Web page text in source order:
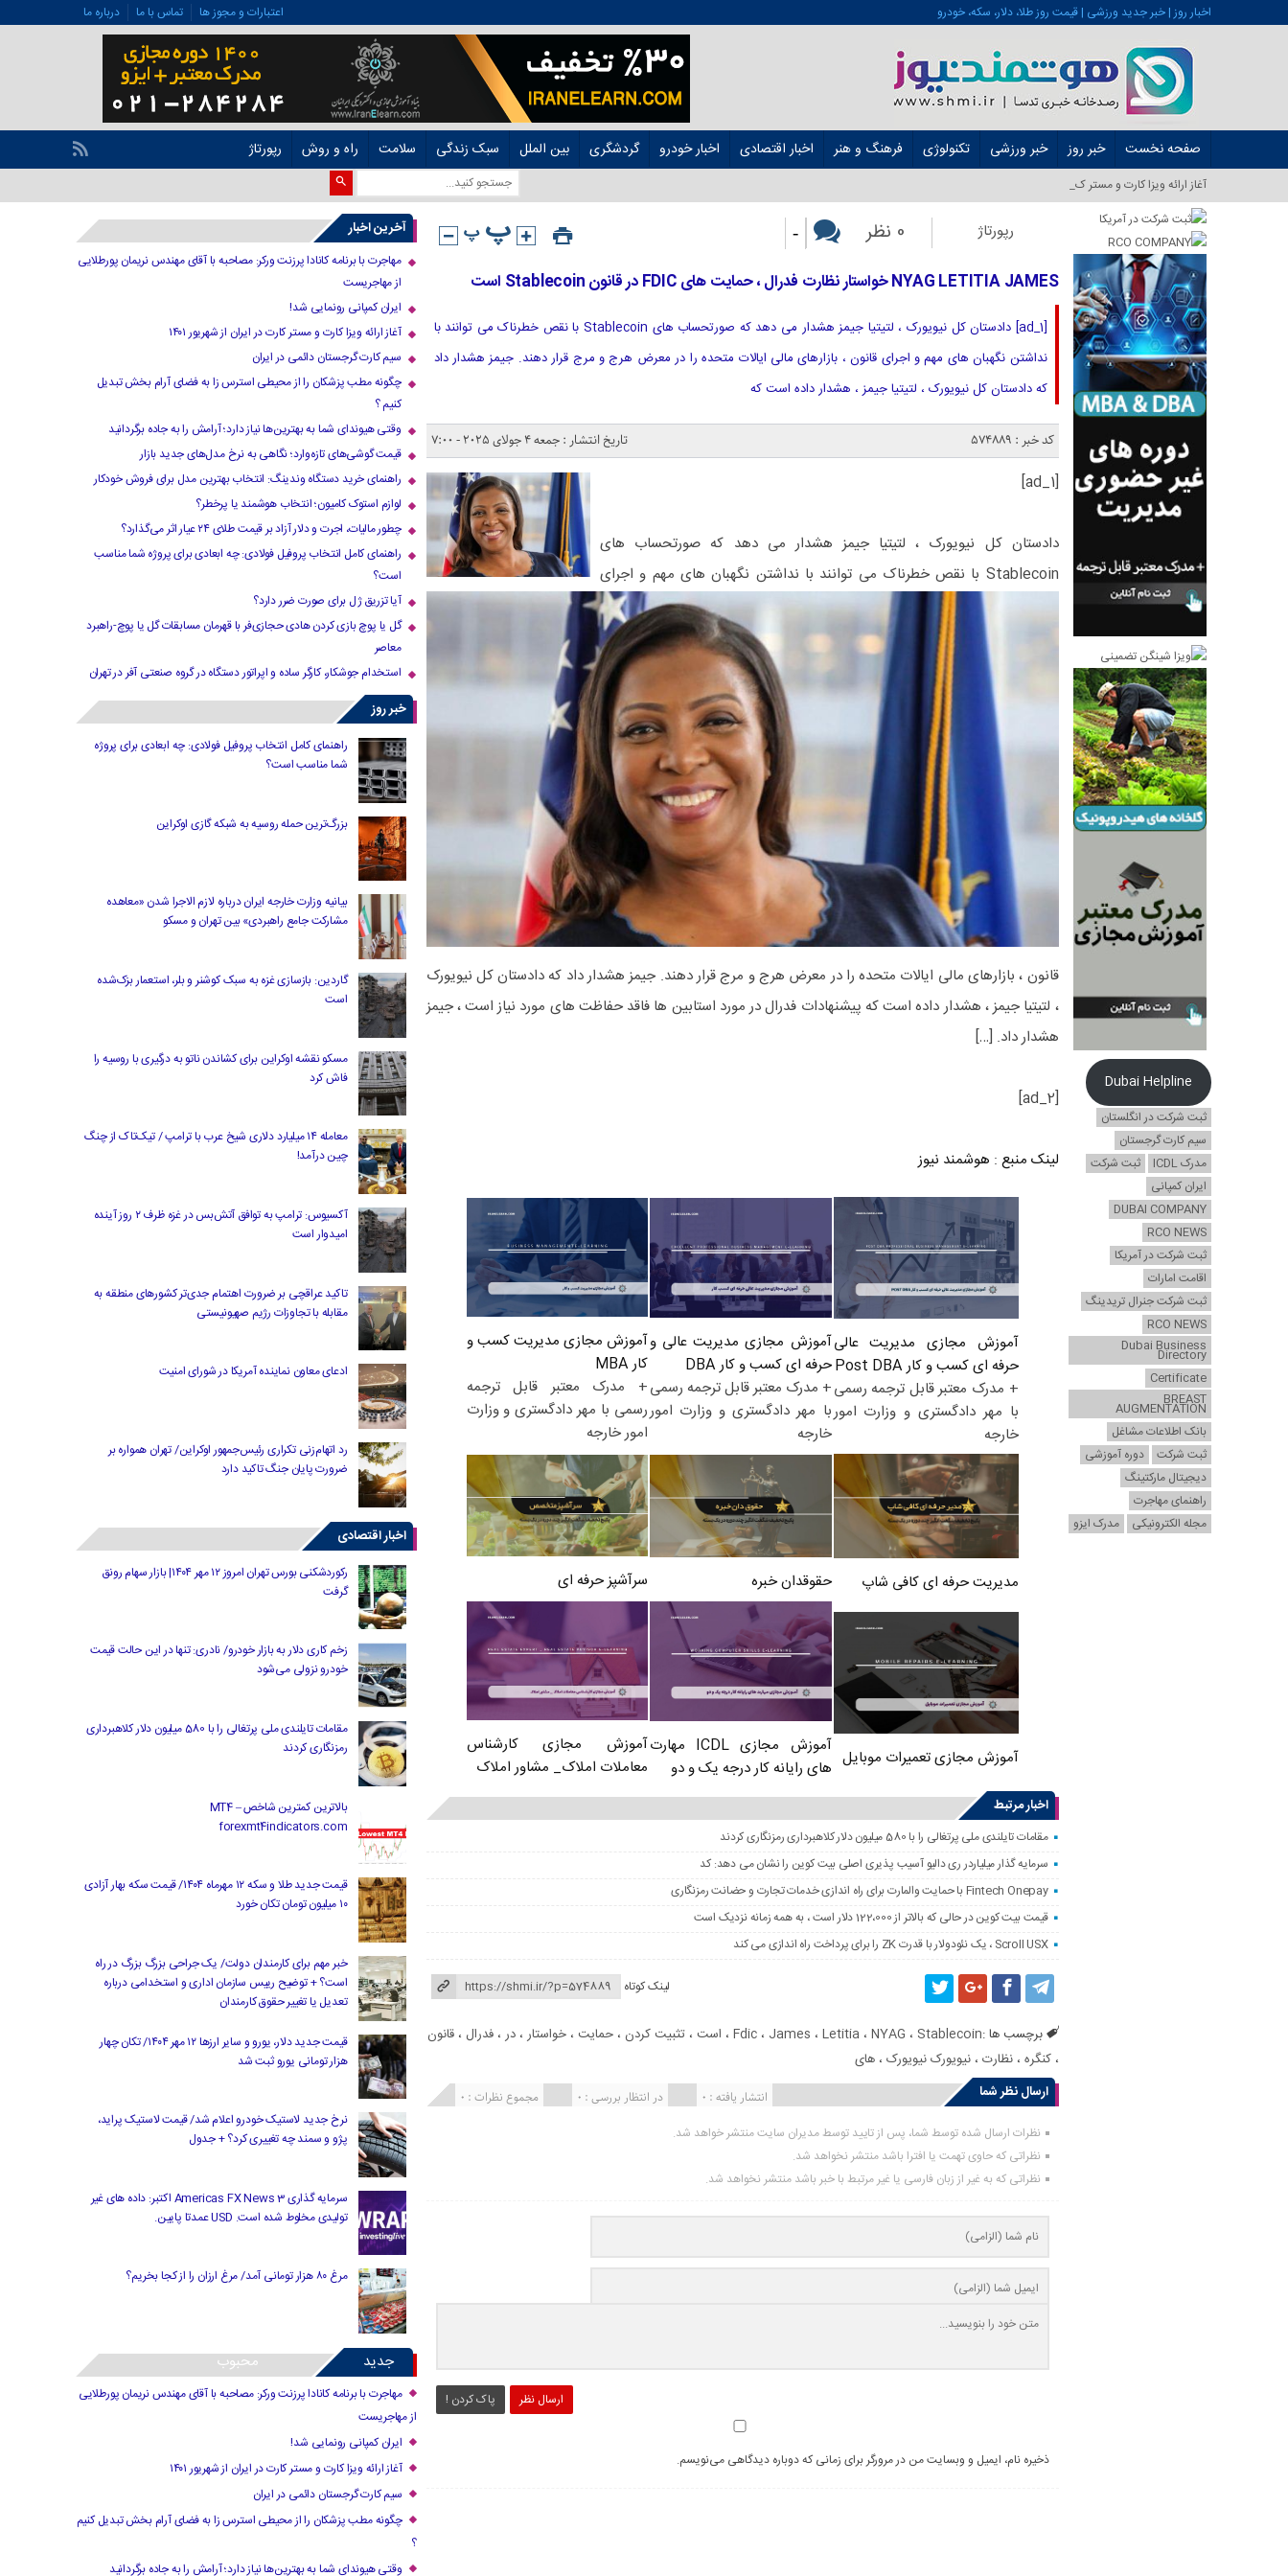
اخبار روز | خبر جدید ورزشی | قیمت روز طلا، دلار، سکه، خودرو اعتبارات و مجوز ها تماس با ما درباره ما
صفحه نخست خبر روز خبر ورزشی تکنولوژی فرهنگ و هنر اخبار اقتصادی اخبار خودرو گردشگری بین الملل سبک زندگی سلامت راه و روش رپورتاژ
آغاز ارائه ویزا کارت و مستر کارت در ایران از_
رپورتاژ 0 نظر -
NYAG LETITIA JAMES خواستار نظارت فدرال ، حمایت های FDIC در قانون Stablecoin است
[ad_1] دادستان کل نیویورک ، لتیتیا جیمز هشدار می دهد که صورتحساب های Stablecoin با نقص خطرناک می توانند با
نداشتن نگهبان های مهم و اجرای قانون ، بازارهای مالی ایالات متحده را در معرض هرج و مرج قرار دهند. جیمز هشدار داد
که دادستان کل نیویورک ، لتیتیا جیمز ، هشدار داده است که
کد خبر : 574889 تاریخ انتشار : جمعه 4 جولای 2025 - 7:00
[ad_1]
دادستان کل نیویورک ، لتیتیا جیمز هشدار می دهد که صورتحساب های
Stablecoin با نقص خطرناک می توانند با نداشتن نگهبان های مهم و اجرای
قانون ، بازارهای مالی ایالات متحده را در معرض هرج و مرج قرار دهند. جیمز هشدار داد که دادستان کل نیویورک
، لتیتیا جیمز ، هشدار داده است که پیشنهادات فدرال در مورد استابین ها فاقد حفاظت های مورد نیاز است ، جیمز
هشدار داد. […]
[ad_2]
لینک منبع : هوشمند نیوز
آموزش مجازی مدیریت عالی
حرفه ای کسب و کار Post DBA
+ مدرک معتبر قابل ترجمه رسمی
با مهر دادگستری و وزارت امور
خارجه
آموزش مجازی مدیریت عالی و
حرفه ای کسب و کار DBA
+ مدرک معتبر قابل ترجمه رسمی
با مهر دادگستری و وزارت امور
خارجه
آموزش مجازی مدیریت کسب و
کار MBA
+ مدرک معتبر قابل ترجمه
رسمی با مهر دادگستری و وزارت
امور خارجه
مدیریت حرفه ای کافی شاپ حقوقدان خبره سرآشپز حرفه ای
آموزش مجازی تعمیرات موبایل
آموزش مجازی ICDL مهارت
های رایانه کار درجه یک و دو
آموزش مجازی کارشناس
معاملات املاک_ مشاور املاک
اخبار مرتبط
مقامات تایلندی ملی پرتغالی را با 580 میلیون دلار کلاهبرداری رمزنگاری کردند
سرمایه گذار میلیاردر ری دالیو آسیب پذیری اصلی بیت کوین را نشان می دهد: کد
Fintech Onepay با حمایت والمارت برای راه اندازی خدمات تجارت و حضانت رمزنگاری
قیمت بیت کوین در حالی که بالاتر از 122،000 دلار است ، به همه زمانه نزدیک است
Scroll USX ، یک نئودولار با قدرت ZK را برای پرداخت راه اندازی می کند
لینک کوتاه
برچسب ها : Fdic، James ، Letitia، NYAG ، Stablecoin ، است ،تثبیت کردن ،حمایت ،خواستار ،در ،فدرال ،قانون
،کنگره ،نظارت ،نیویورک نیویورک ،های
ارسال نظر شما
مجموع نظرات : 0 در انتظار بررسی : 0 انتشار یافته : 0
نظرات ارسال شده توسط شما، پس از تایید توسط مدیران سایت منتشر خواهد شد.
نظراتی که حاوی تهمت یا افترا باشد منتشر نخواهد شد.
نظراتی که به غیر از زبان فارسی یا غیر مرتبط با خبر باشد منتشر نخواهد شد.
ارسال نظر پاک کردن !
ذخیره نام، ایمیل و وبسایت من در مرورگر برای زمانی که دوباره دیدگاهی می‌نویسم.
Dubai Helpline
ثبت شرکت در انگلستان
سیم کارت گرجستان
مدرک ICDL
ثبت شرکت
ایران کمپانی
DUBAI COMPANY
RCO NEWS
ثبت شرکت در آمریکا
اقامت امارات
ثبت شرکت جنرال تریدینگ
RCO NEWS
Dubai Business
Directory
Certificate
BREAST
AUGMENTATION
بانک اطلاعات مشاغل
ثبت شرکت
دوره آموزشی
دیجیتال مارکتینگ
راهنمای مهاجرت
مجله الکترونیکی
مدرک ایزو
آخرین اخبار
مهاجرت با برنامه کانادا پرزنت ورکر: مصاحبه با آقای مهندس نریمان پورطلایی
از مهاجریست
ایران کمپانی رونمایی شد!
آغاز ارائه ویزا کارت و مستر کارت در ایران از شهریور ۱۴۰۱
سیم کارت گرجستان دائمی در ایران
چگونه مطب پزشکان را از محیطی استرس زا به فضای آرام بخش تبدیل
کنیم ؟
وقتی هیوندای شما به بهترین‌ها نیاز دارد؛ آرامش را به جاده برگردانید
قیمت گوشی‌های تازه‌وارد؛ نگاهی به نرخ مدل‌های جدید بازار
راهنمای خرید دستگاه وندینگ: انتخاب بهترین مدل برای فروش خودکار
لوازم استوک کامیون؛ انتخاب هوشمند یا پرخطر؟
چطور مالیات، اجرت و دلار آزاد بر قیمت طلای ۲۴ عیار اثر می‌گذارد؟
راهنمای کامل انتخاب پروفیل فولادی: چه ابعادی برای پروژه شما مناسب
است؟
آیا تزریق ژل برای صورت ضرر دارد​؟
گل یا پوچ بازی کردن هادی حجازی‌فر با قهرمان مسابقات گل یا پوچ-راهبرد
معاصر
استخدام جوشکار، کارگر ساده و اپراتور دستگاه در گروه صنعتی آفر در تهران
خبر روز
راهنمای کامل انتخاب پروفیل فولادی: چه ابعادی برای پروژه
شما مناسب است؟
بزرگ‌ترین حمله روسیه به شبکه گازی اوکراین
بیانیه وزارت خارجه ایران درباره لازم‌ الاجرا شدن «معاهده
مشارکت جامع راهبردی» بین تهران و مسکو
گاردین: بازسازی غزه به سبک کوشنر و بلر، استعمار بزک‌شده
است
مسکو نقشه اوکراین برای کشاندن ناتو به درگیری با روسیه را
فاش کرد
معامله ۱۴ میلیارد دلاری شیخ عرب با ترامپ / تیک‌تاک از چنگ
چین درآمد!
آکسیوس: ترامپ به توافق آتش‌بس در غزه ظرف ۲ روز آینده
امیدوار است
تاکید عراقچی بر ضرورت اهتمام جدی‌تر کشورهای منطقه به
مقابله با تجاوزات رژیم صهیونیستی
ادعای معاون نماینده آمریکا در شورای امنیت
رد اتهام‌زنی تکراری رئیس‌جمهور اوکراین/ تهران همواره بر
ضرورت پایان جنگ تاکید دارد
اخبار اقتصادی
رکوردشکنی بورس تهران امروز ۱۲ مهر ۱۴۰۴| بازار سهام رونق
گرفت
زخم کاری دلار به بازار خودرو/ نادری: تنها در این حالت قیمت
خودرو نزولی می‌شود
مقامات تایلندی ملی پرتغالی را با 580 میلیون دلار کلاهبرداری
رمزنگاری کردند
بالاترین کمترین شاخص MT4 –
forexmt4indicators.com
قیمت جدید طلا و سکه ۱۲ مهرماه ۱۴۰۴/ قیمت سکه بهار آزادی
۱۰ میلیون تومان تکان خورد
خبر مهم برای کارمندان دولت/ یک جراحی بزرگ بزرگ در راه
است؟ + توضیح رییس سازمان اداری و استخدامی درباره
تعدیل یا تغییر حقوق کارمندان
قیمت جدید دلار، یورو و سایر ارزها ۱۲ مهر ۱۴۰۴/ تکان چهار
هزار تومانی یورو ثبت شد
نرخ جدید لاستیک خودرو اعلام شد/ قیمت لاستیک پراید،
پژو و سمند چه تغییری کرد؟ + جدول
سرمایه گذاری Americas FX News 3 اکتبر: داده های غیر
تولیدی مخلوط شده است. USD عمدتا پایین.
مرغ ۸۰ هزار تومانی آمد/ مرغ ارزان را از کجا بخریم؟
جدید محبوب
مهاجرت با برنامه کانادا پرزنت ورکر: مصاحبه با آقای مهندس نریمان پورطلایی
از مهاجریست
ایران کمپانی رونمایی شد!
آغاز ارائه ویزا کارت و مستر کارت در ایران از شهریور ۱۴۰۱
سیم کارت گرجستان دائمی در ایران
چگونه مطب پزشکان را از محیطی استرس زا به فضای آرام بخش تبدیل کنیم
؟
وقتی هیوندای شما به بهترین‌ها نیاز دارد؛ آرامش را به جاده برگردانید